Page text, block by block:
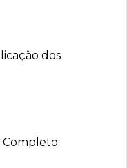
dos
Completo